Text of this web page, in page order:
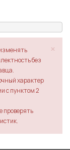
×
без
характер
с пунктом 2
проверять